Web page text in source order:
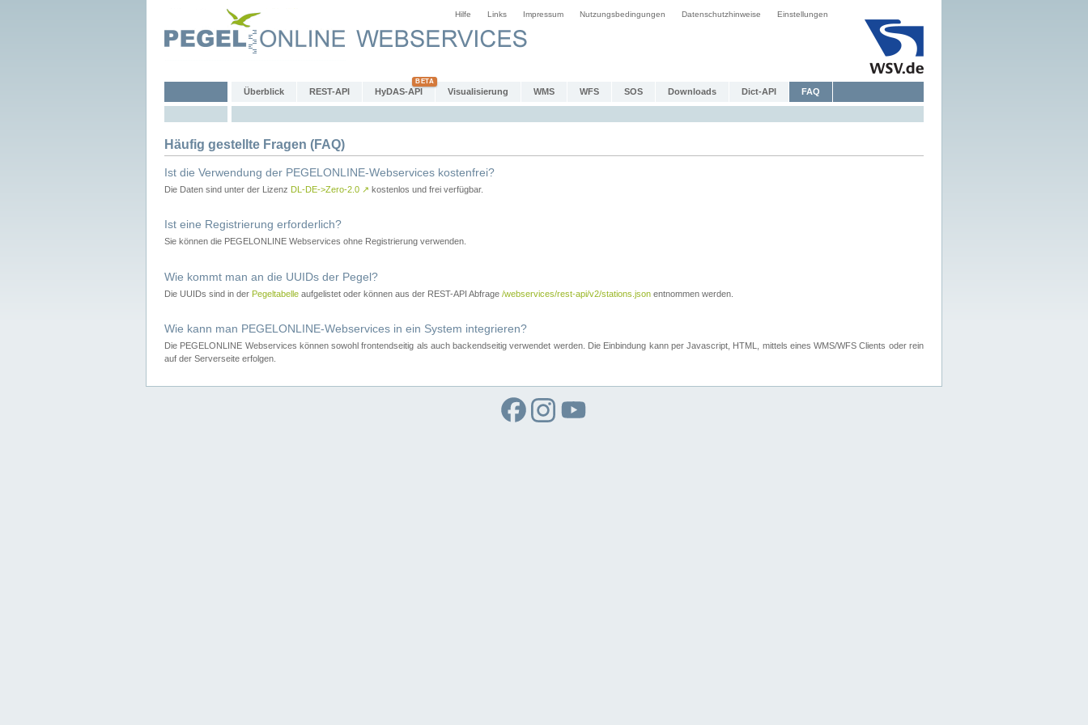
Hilfe Links Impressum Nutzungsbedingungen Datenschutzhinweise Einstellungen
Überblick REST-API HyDAS-API Visualisierung WMS WFS SOS Downloads Dict-API FAQ
Häufig gestellte Fragen (FAQ)
Ist die Verwendung der PEGELONLINE-Webservices kostenfrei?
Die Daten sind unter der Lizenz DL-DE->Zero-2.0 ↗ kostenlos und frei verfügbar.
Ist eine Registrierung erforderlich?
Sie können die PEGELONLINE Webservices ohne Registrierung verwenden.
Wie kommt man an die UUIDs der Pegel?
Die UUIDs sind in der Pegeltabelle aufgelistet oder können aus der REST-API Abfrage /webservices/rest-api/v2/stations.json entnommen werden.
Wie kann man PEGELONLINE-Webservices in ein System integrieren?
Die PEGELONLINE Webservices können sowohl frontendseitig als auch backendseitig verwendet werden. Die Einbindung kann per Javascript, HTML, mittels eines WMS/WFS Clients oder rein
auf der Serverseite erfolgen.